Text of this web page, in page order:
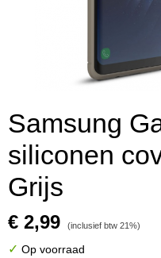
Samsung
siliconen
Grijs
€ 2,99 (inclusief btw 21%)
✓ Op voorraad